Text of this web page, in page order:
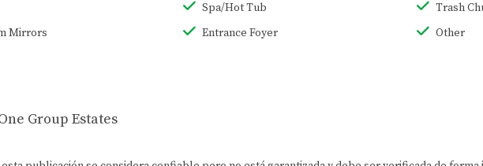
Spa/Hot Tub
Trash
Mirrors Entrance Foyer
Other
Group Estates